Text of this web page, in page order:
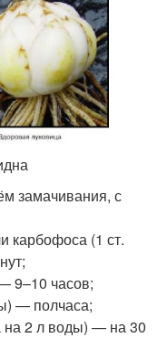
замачивания, с
карбофоса (1 ст.
9–10 часов;
— полчаса;
на 2 л воды) — на 30